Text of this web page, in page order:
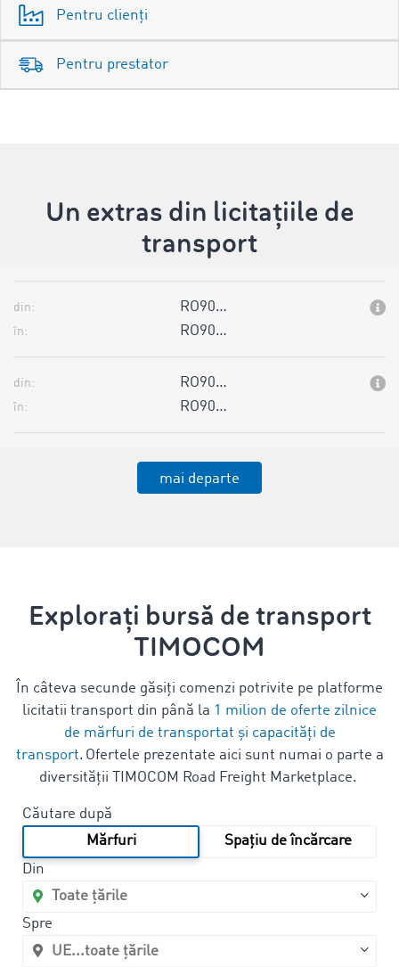
Pentru clienți
Pentru prestator
Un extras din licitațiile de
transport
din: RO90…
în: RO90…
din: RO90…
în: RO90…
mai departe
Explorați bursă de transport
TIMOCOM
În câteva secunde găsiți comenzi potrivite pe platforme
licitatii transport din până la 1 milion de oferte zilnice
de mărfuri de transportat și capacități de
transport. Ofertele prezentate aici sunt numai o parte a
diversității TIMOCOM Road Freight Marketplace.
Căutare după
Mărfuri
Spațiu de încărcare
Din
Spre